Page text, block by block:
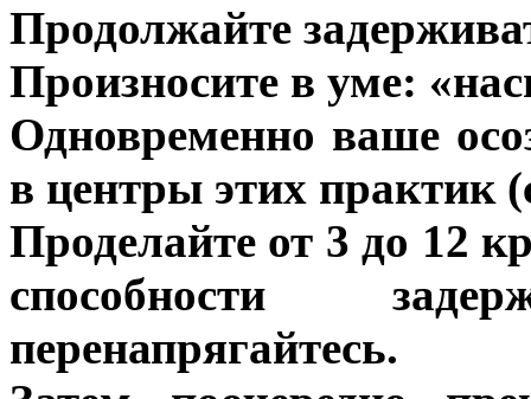
Продолжайте
Произносите в уме:
Одновременно ваше
в центры этих практик
Проделайте от 3 до 12
способности
перенапрягайтесь.